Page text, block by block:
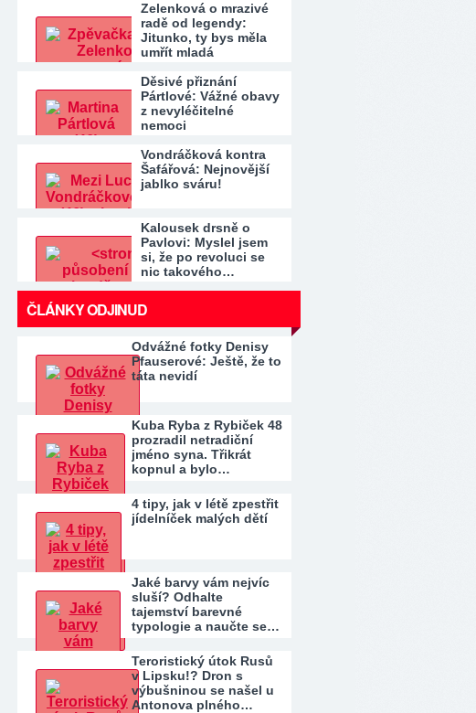
Zelenková o mrazivé
radě od legendy:
Jitunko, ty bys měla
umřít mladá
Děsivé přiznání
Pártlové: Vážné obavy
z nevyléčitelné
nemoci
Vondráčková kontra
Šafářová: Nejnovější
jablko sváru!
Kalousek drsně o
Pavlovi: Myslel jsem
si, že po revoluci se
nic takového…
ČLÁNKY ODJINUD
Odvážné fotky Denisy
Pfauserové: Ještě, že to
táta nevidí
Kuba Ryba z Rybiček 48
prozradil netradiční
jméno syna. Třikrát
kopnul a bylo…
4 tipy, jak v létě zpestřit
jídelníček malých dětí
Jaké barvy vám nejvíc
sluší? Odhalte
tajemství barevné
typologie a naučte se…
Teroristický útok Rusů
v Lipsku!? Dron s
výbušninou se našel u
Antonova plného…